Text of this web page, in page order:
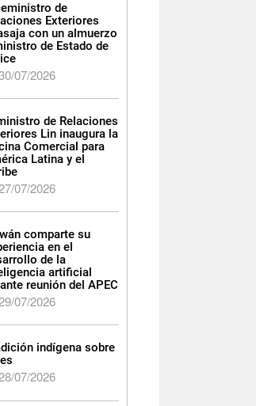
de
Exteriores
con un almuerzo
de Estado de
07/2026
de Relaciones
Lin inaugura la
Comercial para
Latina y el
07/2026
comparte su
en el
de la
artificial
reunión del APEC
07/2026
indígena sobre
07/2026